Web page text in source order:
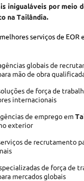
inigualáveis por meio
na Tailândia.
serviços de EOR
globais de
mão de obra
de força de
internacionais
de emprego em
exterior
de recrutamento
de força de
mercados globais